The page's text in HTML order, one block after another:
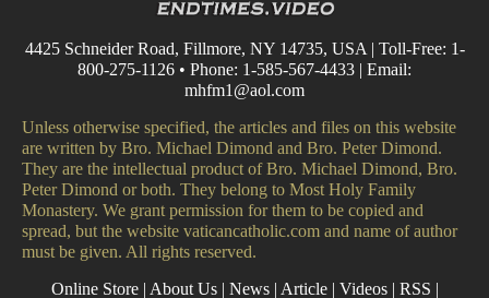
4425 Schneider Road, Fillmore, NY 14735, USA | Toll-Free: 1-
800-275-1126 • Phone: 1-585-567-4433 | Email:
mhfm1@aol.com
Unless otherwise specified, the articles and files on this website
are written by Bro. Michael Dimond and Bro. Peter Dimond.
They are the intellectual product of Bro. Michael Dimond, Bro.
Peter Dimond or both. They belong to Most Holy Family
Monastery. We grant permission for them to be copied and
spread, but the website vaticancatholic.com and name of author
must be given. All rights reserved.
Online Store| About Us| News| Article| Videos| RSS |